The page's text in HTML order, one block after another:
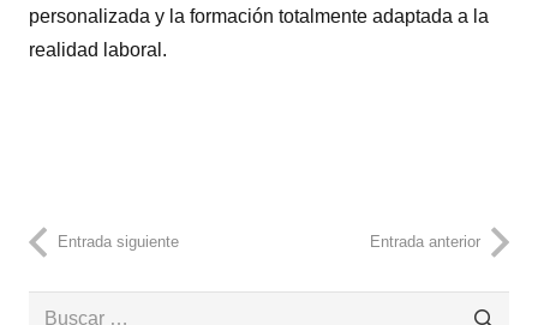
personalizada y la formación totalmente adaptada a la
realidad laboral.
Entrada siguiente Entrada anterior
Buscar: